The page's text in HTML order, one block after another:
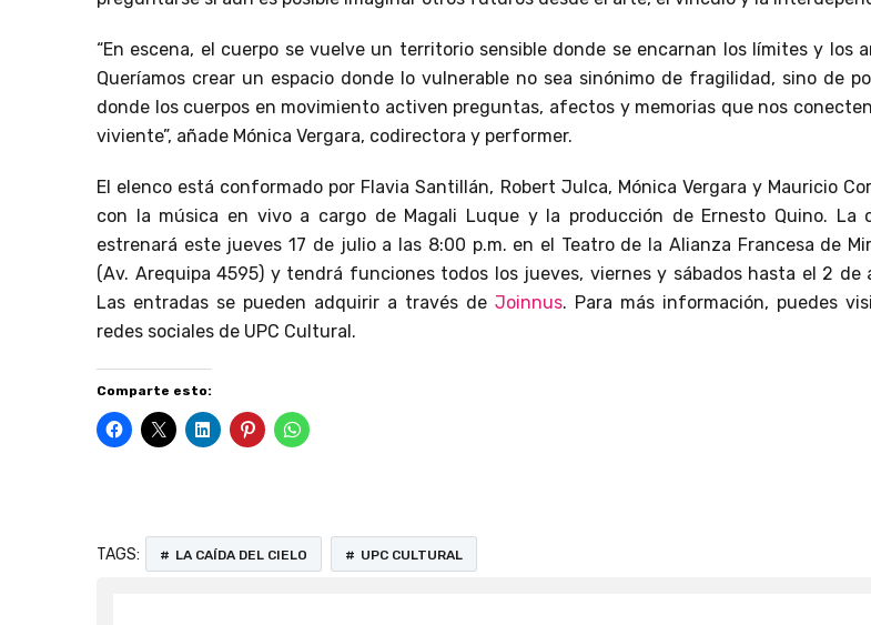
“En escena, el cuerpo se vuelve un territorio sensible donde se encarnan los límites y los
Queríamos crear un espacio donde lo vulnerable no sea sinónimo de fragilidad, sino de
donde los cuerpos en movimiento activen preguntas, afectos y memorias que nos
viviente”, añade Mónica Vergara, codirectora y performer.
El elenco está conformado por Flavia Santillán, Robert Julca, Mónica Vergara y Mauricio
con la música en vivo a cargo de Magali Luque y la producción de Ernesto Quino. La
estrenará este jueves 17 de julio a las 8:00 p.m. en el Teatro de la Alianza Francesa de
(Av. Arequipa 4595) y tendrá funciones todos los jueves, viernes y sábados hasta el 2 de
Las entradas se pueden adquirir a través de Joinnus. Para más información, puedes
redes sociales de UPC Cultural.
Comparte esto:
TAGS: LA CAÍDA DEL CIELO UPC CULTURAL